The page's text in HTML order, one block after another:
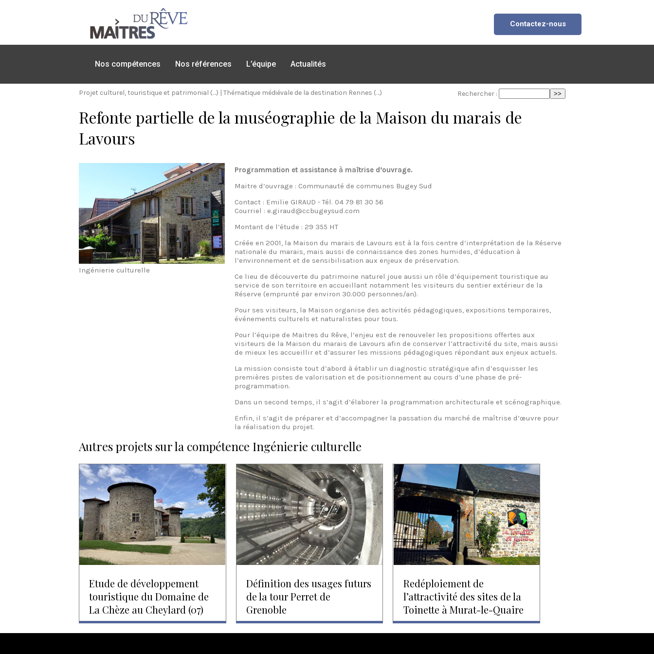
Contactez-nous
Nos compétences Nos références L’équipe Actualités
Projet culturel, touristique et patrimonial​ (…) | Thématique médiévale de la destination Rennes (…) Rechercher :
Refonte partielle de la muséographie de la Maison du marais de
Lavours
Ingénierie culturelle
Programmation et assistance à maîtrise d’ouvrage.
Maitre d’ouvrage : Communauté de communes Bugey Sud​
Contact : Emilie GIRAUD - Tél. 04 79 81 30 56
Courriel : e.giraud@ccbugeysud.com​
Montant de l’étude : 29 355 HT
Créée en 2001, la Maison du marais de Lavours est à la fois centre d’interprétation de la Réserve
nationale du marais, mais aussi de connaissance des zones humides, d’éducation à
l’environnement et de sensibilisation aux enjeux de préservation. ​
Ce lieu de découverte du patrimoine naturel joue aussi un rôle d’équipement touristique au
service de son territoire en accueillant notamment les visiteurs du sentier extérieur de la
Réserve (emprunté par environ 30.000 personnes/an). ​
Pour ses visiteurs, la Maison organise des activités pédagogiques, expositions temporaires,
événements culturels et naturalistes pour tous.​
​Pour l’équipe de Maitres du Rêve, l’enjeu est de renouveler les propositions offertes aux
visiteurs de la Maison du marais de Lavours afin de conserver l’attractivité du site, mais aussi
de mieux les accueillir et d’assurer les missions pédagogiques répondant aux enjeux actuels.​
​La mission consiste tout d’abord à établir un diagnostic stratégique afin d’esquisser les
premières pistes de valorisation et de positionnement au cours d’une phase de pré-
programmation. ​
Dans un second temps, il s’agit d’élaborer la programmation architecturale et scénographique.​
Enfin, il s’agit de préparer et d’accompagner la passation du marché de maîtrise d’œuvre pour
la réalisation du projet.
Autres projets sur la compétence Ingénierie culturelle
Etude de développement
touristique du Domaine de
La Chèze au Cheylard (07)
Définition des usages futurs
de la tour Perret de
Grenoble
Redéploiement de
l’attractivité des sites de la
Toinette à Murat-le-Quaire